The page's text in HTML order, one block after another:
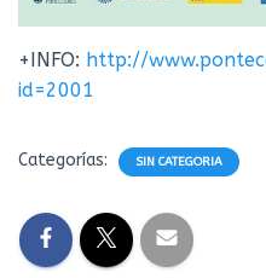
+INFO: http://
id=2001
Categorías: SIN CATEGORIA